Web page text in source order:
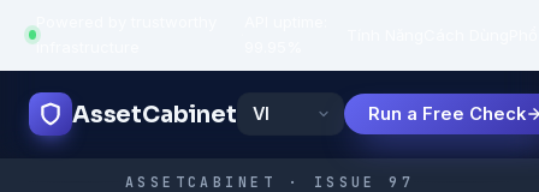
infrastructure
AssetCabinet Run a Free Check
ASSETCABINET · ISSUE 97